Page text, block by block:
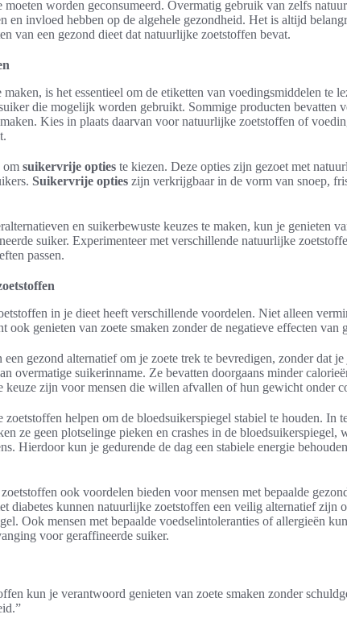
moeten worden geconsumeerd. Overmatig gebruik van zelfs
en invloed hebben op de algehele gezondheid. Het is altijd
van een gezond dieet dat natuurlijke zoetstoffen bevat.
maken, is het essentieel om de etiketten van voedingsmiddelen te
die mogelijk worden gebruikt. Sommige producten bevatten
Kies in plaats daarvan voor natuurlijke zoetstoffen of
om suikervrije opties te kiezen. Deze opties zijn gezoet met
Suikervrije opties zijn verkrijgbaar in de vorm van snoep,
en suikerbewuste keuzes te maken, kun je genieten
suiker. Experimenteer met verschillende natuurlijke
passen.
in je dieet heeft verschillende voordelen. Niet alleen
ook genieten van zoete smaken zonder de negatieve effecten van
gezond alternatief om je zoete trek te bevredigen, zonder dat
overmatige suikerinname. Ze bevatten doorgaans minder
keuze zijn voor mensen die willen afvallen of hun gewicht onder
helpen om de bloedsuikerspiegel stabiel te houden. In
ze geen plotselinge pieken en crashes in de bloedsuikerspiegel,
Hierdoor kun je gedurende de dag een stabiele energie
ook voordelen bieden voor mensen met bepaalde
diabetes kunnen natuurlijke zoetstoffen een veilig alternatief zijn
Ook mensen met bepaalde voedselintoleranties of allergieën
voor geraffineerde suiker.
kun je verantwoord genieten van zoete smaken zonder